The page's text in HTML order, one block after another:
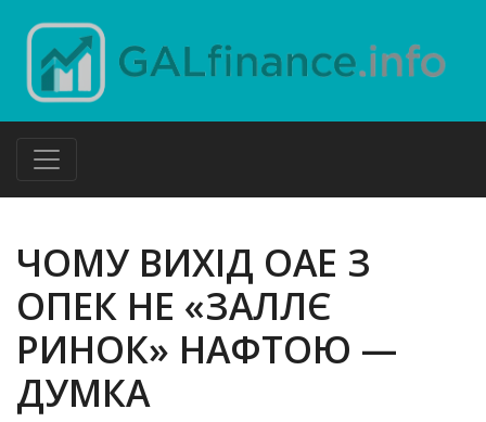
ЧОМУ ВИХІД ОАЕ З
ОПЕК НЕ «ЗАЛЛЄ
РИНОК» НАФТОЮ —
ДУМКА